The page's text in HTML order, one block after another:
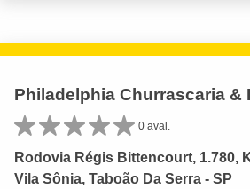
Philadelphia Churrascaria &
0 aval.
Rodovia Régis Bittencourt, 1.780,
Vila Sônia, Taboão Da Serra - SP